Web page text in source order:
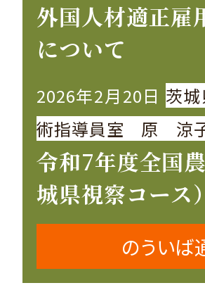
外国人材適正雇
について
2026年2月20日 茨
術指導員室 原 涼
令和7年度全国
城県視察コース
のういば